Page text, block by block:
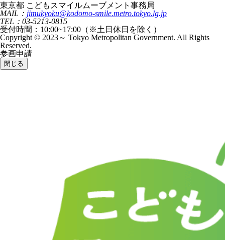
東京都 こどもスマイルムーブメント事務局
MAIL： jimukyoku@kodomo-smile.metro.tokyo.lg.jp
TEL：03-5213-0815
受付時間：10:00~17:00（※土日休日を除く）
Copyright © 2023～ Tokyo Metropolitan Government. All Rights
Reserved.
参画申請
閉じる